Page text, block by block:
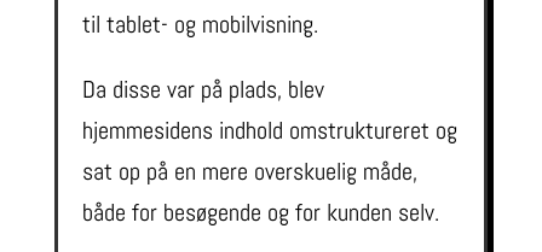
til tablet- og mobilvisning.
Da disse var på plads, blev
hjemmesidens indhold omstruktureret og
sat op på en mere overskuelig måde,
både for besøgende og for kunden selv.